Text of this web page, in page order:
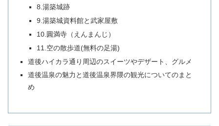
8.湯築城跡
9.湯築城資料館と武家屋敷
10.圓満寺（えんまんじ）
11.空の散歩道(無料の足湯)
道後ハイカラ通り周辺のスイーツやデザート、グルメ
道後温泉の魅力と道後温泉界隈の観光についてのまと
め